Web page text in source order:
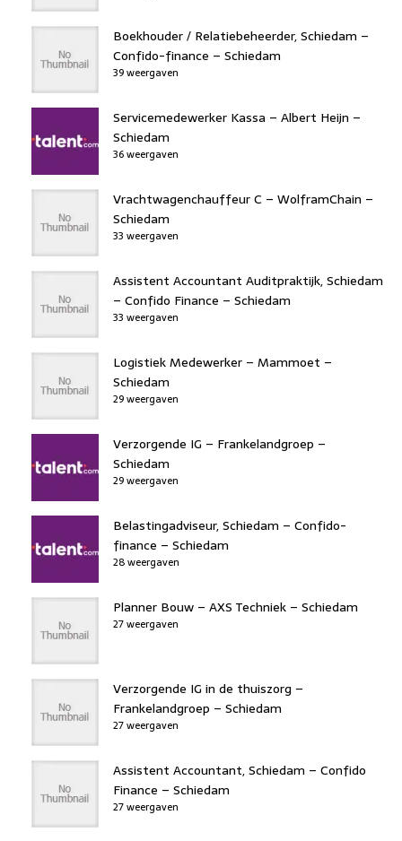
Boekhouder / Relatiebeheerder, Schiedam –
Confido-finance – Schiedam
39 weergaven
Servicemedewerker Kassa – Albert Heijn –
Schiedam
36 weergaven
Vrachtwagenchauffeur C – WolframChain –
Schiedam
33 weergaven
Assistent Accountant Auditpraktijk, Schiedam
– Confido Finance – Schiedam
33 weergaven
Logistiek Medewerker – Mammoet –
Schiedam
29 weergaven
Verzorgende IG – Frankelandgroep –
Schiedam
29 weergaven
Belastingadviseur, Schiedam – Confido-
finance – Schiedam
28 weergaven
Planner Bouw – AXS Techniek – Schiedam
27 weergaven
Verzorgende IG in de thuiszorg –
Frankelandgroep – Schiedam
27 weergaven
Assistent Accountant, Schiedam – Confido
Finance – Schiedam
27 weergaven